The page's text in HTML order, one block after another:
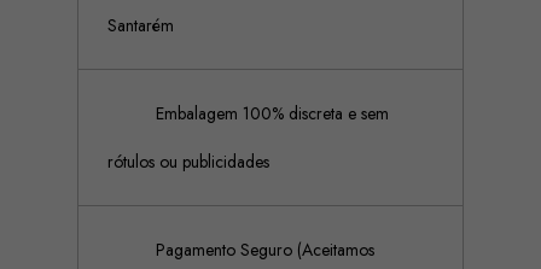
Santarém
Embalagem 100% discreta e sem
rótulos ou publicidades
Pagamento Seguro (Aceitamos